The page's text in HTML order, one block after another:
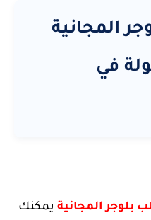
المجانية
في
بلوجر المجانية يمكنك